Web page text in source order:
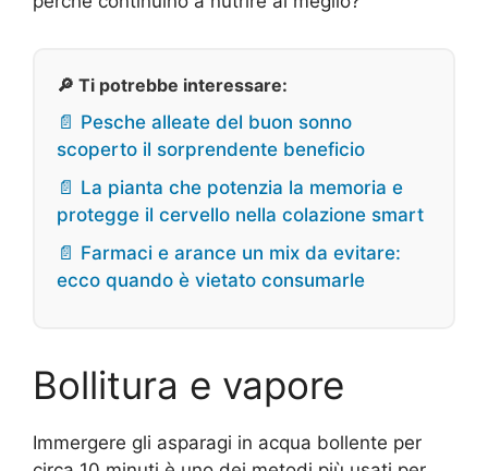
🔎 Ti potrebbe interessare:
📄 Pesche alleate del buon sonno
scoperto il sorprendente beneficio
📄 La pianta che potenzia la memoria e
protegge il cervello nella colazione smart
📄 Farmaci e arance un mix da evitare:
ecco quando è vietato consumarle
Bollitura e vapore
Immergere gli asparagi in acqua bollente per